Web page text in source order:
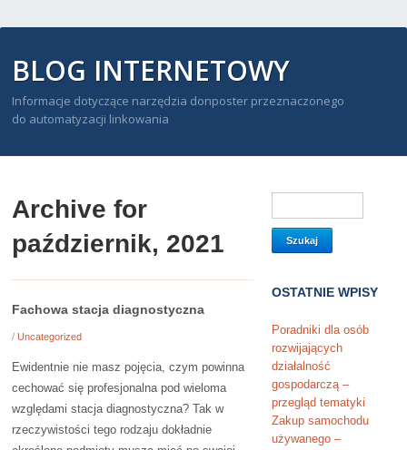
BLOG INTERNETOWY
Informacje dotyczące narzędzia donposter przeznaczonego
do automatyzacji linkowania
Archive for
październik, 2021
Fachowa stacja diagnostyczna
/Uncategorized
Ewidentnie nie masz pojęcia, czym powinna
cechować się profesjonalna pod wieloma
względami stacja diagnostyczna? Tak w
rzeczywistości tego rodzaju dokładnie
OSTATNIE WPISY
Poradniki dla osób
rozwijających
działalność
gospodarczą –
przegląd tematyki
Zakup samochodu
używanego –